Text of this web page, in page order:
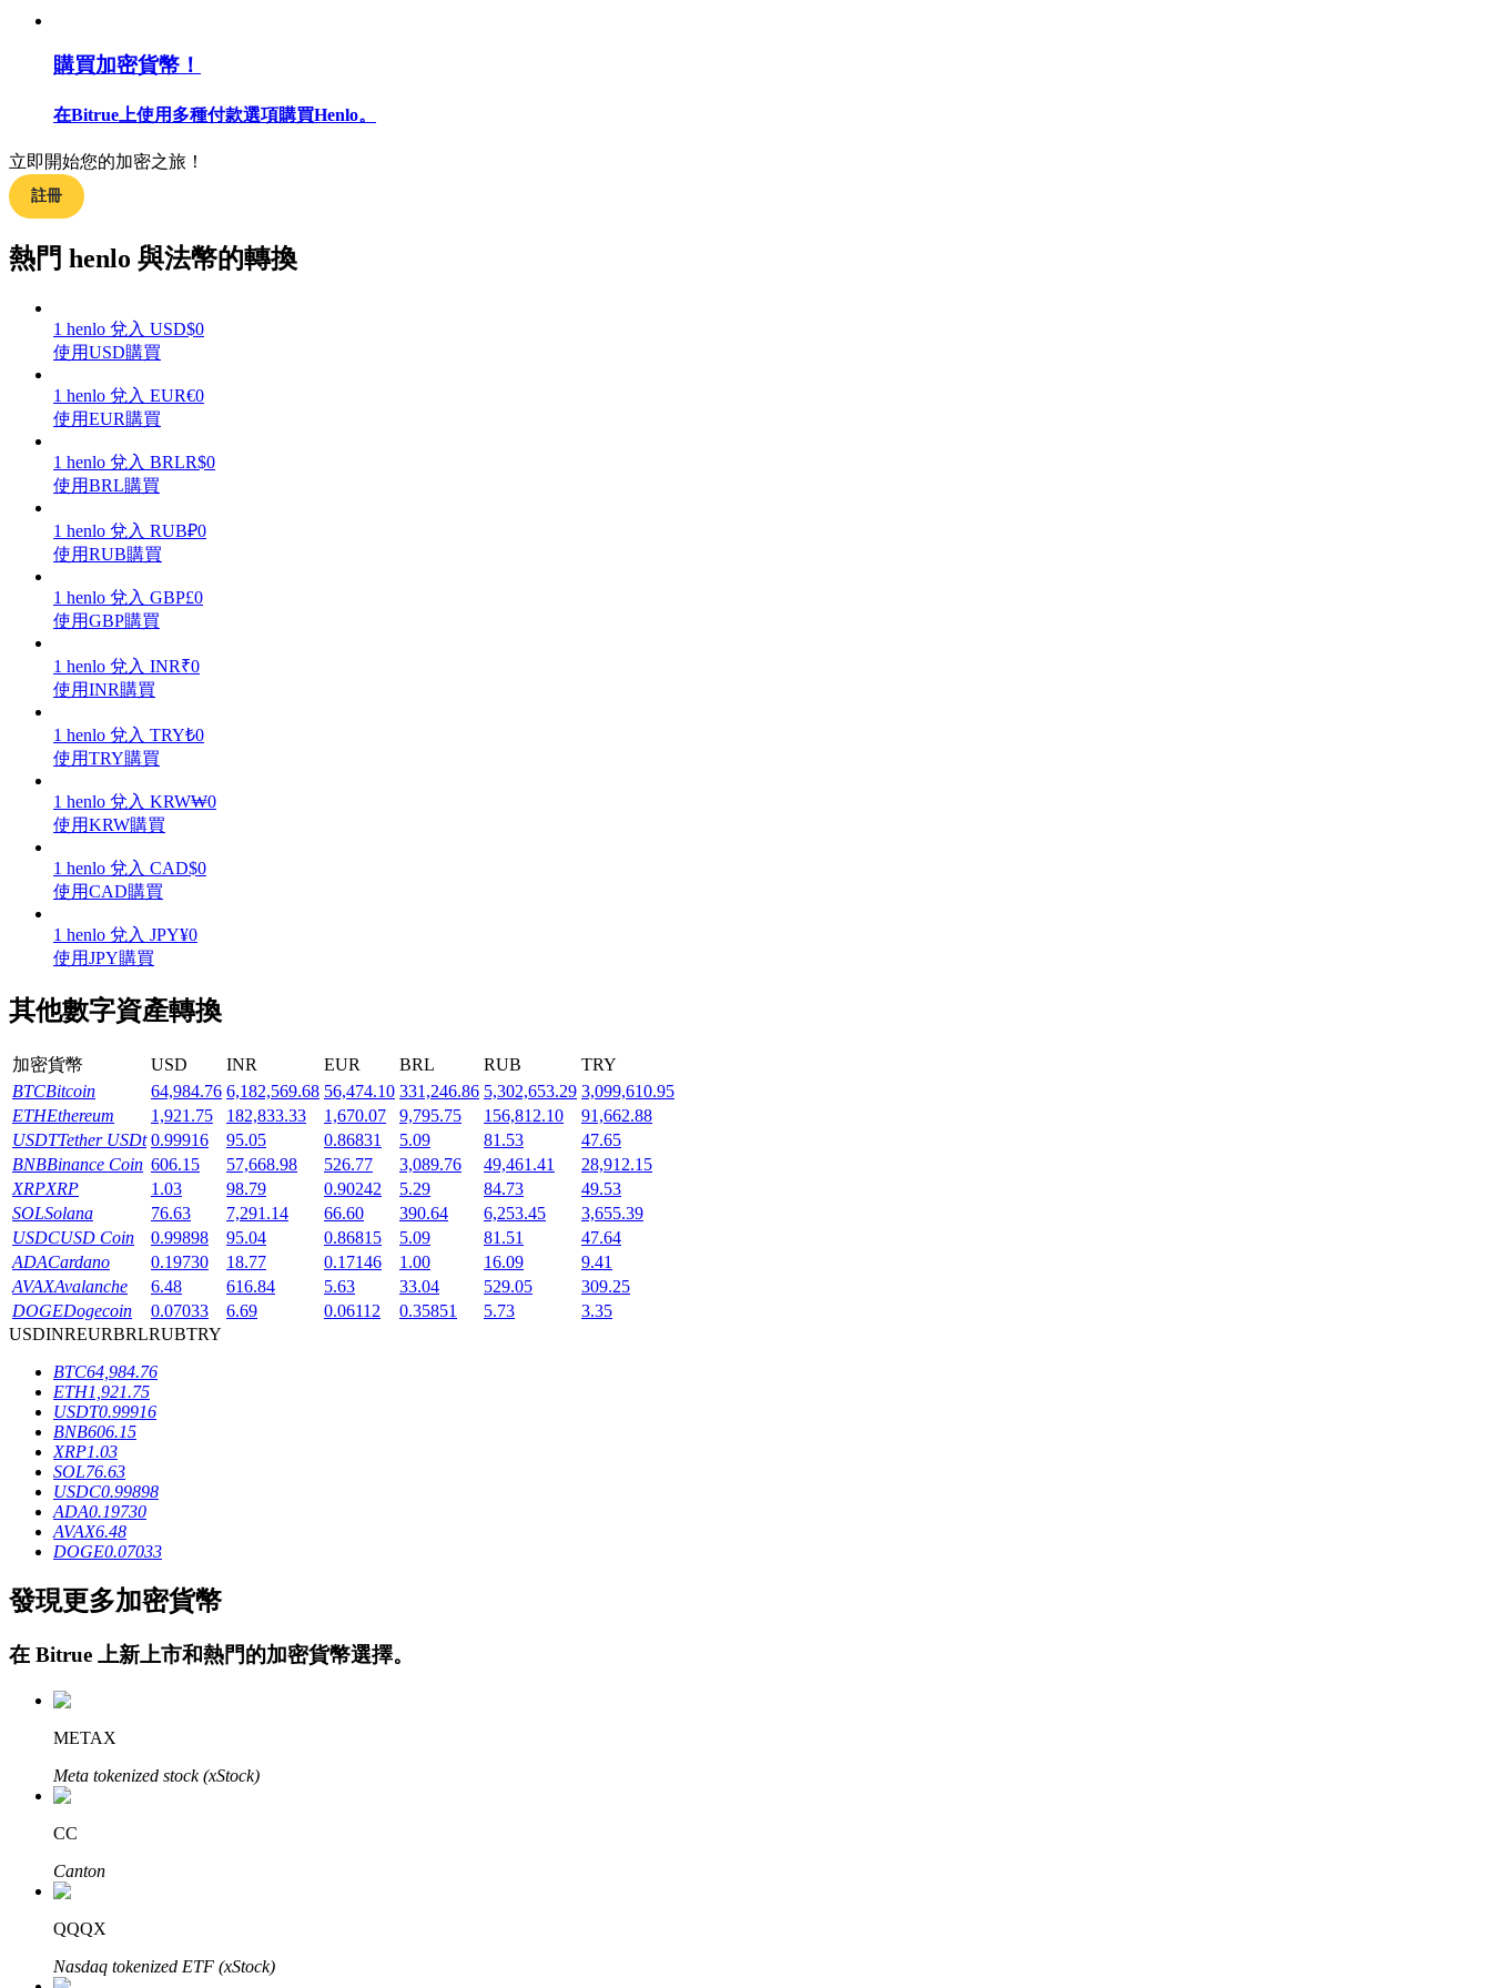
合約指南
合約功能使用指南
交易策略
學習如何保持盈利
使您的資產穩定增值
機槍池
一鍵質押鎖定高收益
Launchpool
活期質押獲得熱門資產
鎖倉BTR
輕鬆獲得多重福利
借貸寶
借貸數字貨幣，及時且安全的服務
購買加密貨幣！
在Bitrue上使用多種付款選項購買Henlo。
立即開始您的加密之旅！
註冊
熱門 henlo 與法幣的轉換
1 henlo 兌入 USD$0
使用USD購買
1 henlo 兌入 EUR€0
使用EUR購買
1 henlo 兌入 BRLR$0
使用BRL購買
1 henlo 兌入 RUB₽0
使用RUB購買
1 henlo 兌入 GBP£0
使用GBP購買
1 henlo 兌入 INR₹0
使用INR購買
1 henlo 兌入 TRY₺0
使用TRY購買
1 henlo 兌入 KRW₩0
使用KRW購買
1 henlo 兌入 CAD$0
使用CAD購買
1 henlo 兌入 JPY¥0
使用JPY購買
其他數字資產轉換
加密貨幣 USD INR EUR BRL RUB
TRY
BTCBitcoin 64,984.76 6,182,569.68 56,474.10 331,246.86 5,302,653.29 3,099,610.95
ETHEthereum 1,921.75 182,833.33 1,670.07 9,795.75 156,812.10
91,662.88
USDTTether USDt 0.99916 95.05 0.86831 5.09 81.53
47.65
BNBBinance Coin 606.15 57,668.98 526.77 3,089.76 49,461.41
28,912.15
XRPXRP 1.03 98.79 0.90242 5.29 84.73
49.53
SOLSolana 76.63 7,291.14 66.60 390.64 6,253.45
3,655.39
USDCUSD Coin 0.99898 95.04 0.86815 5.09 81.51
47.64
ADACardano 0.19730 18.77 0.17146 1.00 16.09
9.41
AVAXAvalanche 6.48 616.84 5.63 33.04 529.05
309.25
DOGEDogecoin 0.07033 6.69 0.06112 0.35851 5.73
3.35
USDINREURBRLRUBTRY
BTC64,984.76
ETH1,921.75
USDT0.99916
BNB606.15
XRP1.03
SOL76.63
USDC0.99898
ADA0.19730
AVAX6.48
DOGE0.07033
發現更多加密貨幣
在 Bitrue 上新上市和熱門的加密貨幣選擇。
METAX
Meta tokenized stock (xStock)
CC
Canton
QQQX
Nasdaq tokenized ETF (xStock)